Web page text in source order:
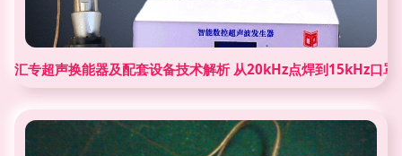
汇专超声换能器及配套设备技术解析 从20kHz点焊到15kHz口罩